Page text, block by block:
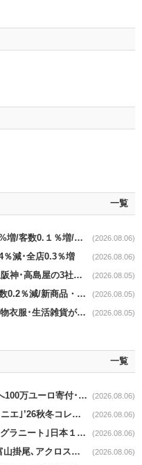
一覧
ヤオコーnews｜７月既存店売上高2.7%増/客数0.１％増/客単価2.6％増 (2026.08.06)
％減･全店0.3％増 (2026.08.06)
7月百貨店売上速報｜三越伊勢丹･阪急阪神･高島屋の3社は増収 (2026.08.05)
ユニクロnews｜7月既存店4.3%増･客数0.2％減/新商品・夏物商品が好調 (2026.08.05)
良品計画news｜7月既存店109.5％､夏物衣服･生活雑貨が好調 (2026.08.05)
一覧
ファストリnews｜｢フランス山火事｣へ100万ユーロ寄付･衣料5万点も提供 (2026.08.06)
ユニクロnews｜｢コントワー･デ･コトニエ｣’26秋冬コレクション8/28発売 (2026.08.06)
イオンリテールnews｜北欧スタイル｢グラニート｣日本１号店を自由が丘に開業 (2026.08.06)
平和堂news｜9/18フーズマーケット富山掛尾､アクロスプラザ内に出店 (2026.08.06)